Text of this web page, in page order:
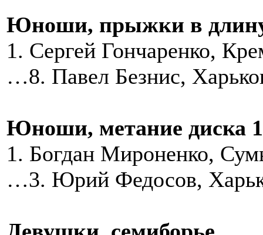
Юноши, прыжки в
1. Сергей Гончаренко,
…8. Павел Безнис,
Юноши, метание диска
1. Богдан Мироненко,
…3. Юрий Федосов,